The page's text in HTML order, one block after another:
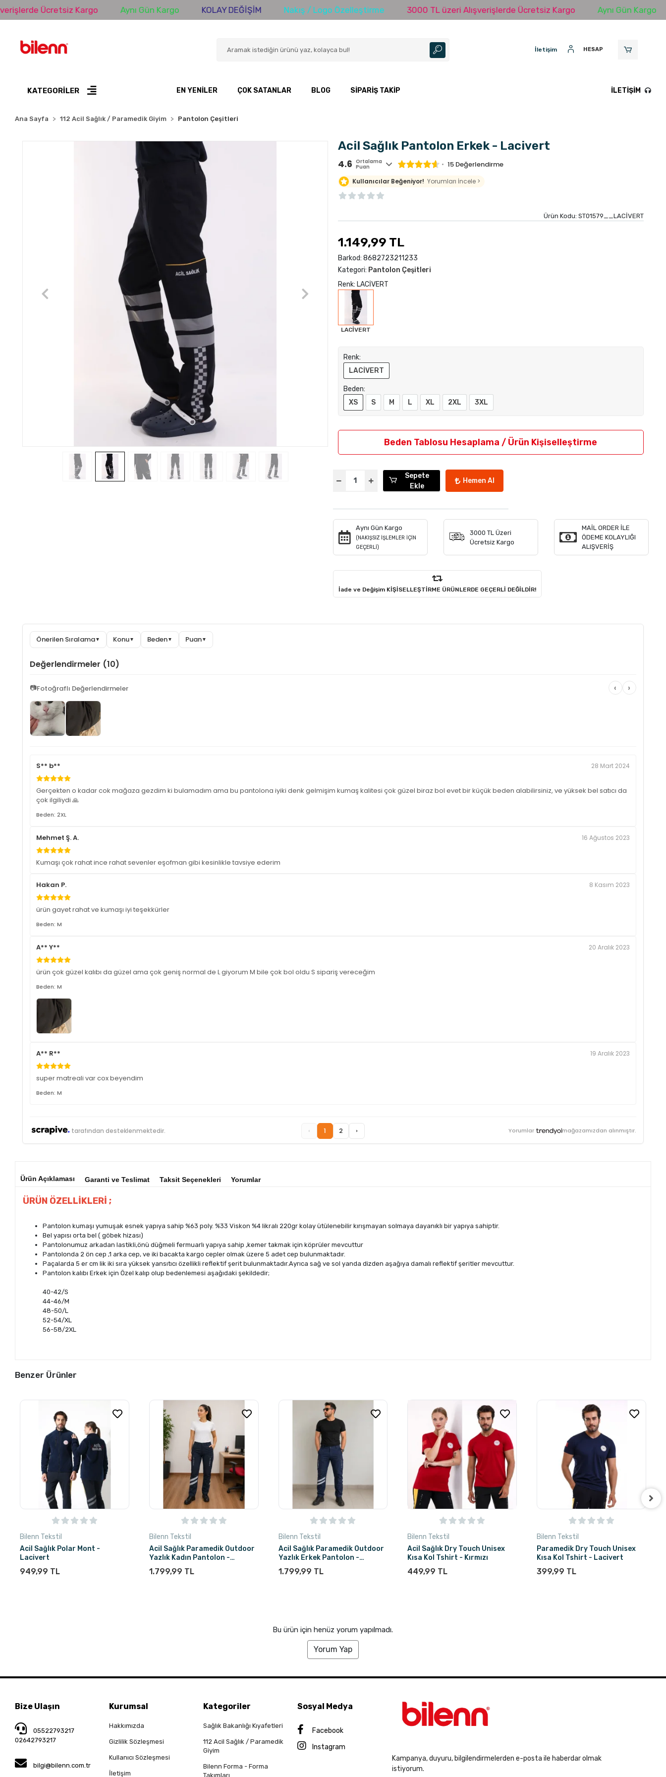
Kargo Aynı Gün Kargo KOLAY DEĞİŞİM Nakış / Logo Özelleştirme 3000 TL üzeri Alışverişlerde Ücretsiz Kargo Aynı Gün Kargo KOLAY
İletişim HESAP
KATEGORİLER EN YENILER ÇOK SATANLAR BLOG SIPARIŞ TAKIP İLETIŞIM
Ana Sayfa 112 Acil Sağlık / Paramedik Giyim Pantolon Çeşitleri
Acil Sağlık Pantolon Erkek - Lacivert
4.6 Ortalama
Puan 15 Değerlendirme
Kullanıcılar Beğeniyor! Yorumları İncele >
Ürün Kodu: ST01579__LACİVERT
1.149,99 TL
Barkod: 8682723211233
Kategori: Pantolon Çeşitleri
Renk: LACİVERT
LACİVERT
Renk:
LACİVERT
Beden:
XS
S M L XL 2XL 3XL
Beden Tablosu Hesaplama / Ürün Kişiselleştirme
Sepete
Ekle
Hemen Al
Aynı Gün Kargo
(NAKIŞSIZ İŞLEMLER İÇİN
GEÇERLİ)
3000 TL Üzeri
Ücretsiz Kargo
MAİL ORDER İLE
ÖDEME KOLAYLIĞI
ALIŞVERİŞ
İade ve Değişim KİŞİSELLEŞTİRME ÜRÜNLERDE GEÇERLİ DEĞİLDİR!
Önerilen Sıralama▼ Konu▼ Beden▼ Puan▼
Değerlendirmeler (10)
📷Fotoğraflı Değerlendirmeler ‹ ›
S** b** 28 Mart 2024
Gerçekten o kadar cok mağaza gezdim ki bulamadım ama bu pantolona iyiki denk gelmişim kumaş kalitesi çok güzel biraz bol evet bir küçük beden alabilirsiniz, ve yüksek bel satıcı da
çok ilgiliydi 🙏
Beden: 2XL
Mehmet Ş. A. 16 Ağustos 2023
Kumaşı çok rahat ince rahat sevenler eşofman gibi kesinlikle tavsiye ederim
Hakan P. 8 Kasım 2023
ürün gayet rahat ve kumaşı iyi teşekkürler
Beden: M
A** Y** 20 Aralık 2023
ürün çok güzel kalıbı da güzel ama çok geniş normal de L giyorum M bile çok bol oldu S sipariş vereceğim
Beden: M
A** R** 19 Aralık 2023
super matreali var cox beyendim
Beden: M
tarafından desteklenmektedir. ‹ 1 2 › Yorumlar mağazamızdan alınmıştır.
Ürün Açıklaması Garanti ve Teslimat Taksit Seçenekleri Yorumlar
ÜRÜN ÖZELLİKLERİ ;
Pantolon kumaşı yumuşak esnek yapıya sahip %63 poly. %33 Viskon %4 likralı 220gr kolay ütülenebilir kırışmayan solmaya dayanıklı bir yapıya sahiptir.
Bel yapısı orta bel ( göbek hizası)
Pantolonumuz arkadan lastikli,önü düğmeli fermuarlı yapıya sahip ,kemer takmak için köprüler mevcuttur
Pantolonda 2 ön cep ,1 arka cep, ve iki bacakta kargo cepler olmak üzere 5 adet cep bulunmaktadır.
Paçalarda 5 er cm lik iki sıra yüksek yansıtıcı özellikli reflektif şerit bulunmaktadır.Ayrıca sağ ve sol yanda dizden aşağıya damalı reflektif şeritler mevcuttur.
Pantolon kalıbı Erkek için Özel kalıp olup bedenlemesi aşağıdaki şekildedir;
40-42/S
44-46/M
48-50/L
52-54/XL
56-58/2XL
Benzer Ürünler
Bilenn Tekstil
Acil Sağlık Polar Mont -
Lacivert
949,99 TL
Bilenn Tekstil
Acil Sağlık Paramedik Outdoor
Yazlık Kadın Pantolon -
Lacivert
1.799,99 TL
Bilenn Tekstil
Acil Sağlık Paramedik Outdoor
Yazlık Erkek Pantolon -
Lacivert
1.799,99 TL
Bilenn Tekstil
Acil Sağlık Dry Touch Unisex
Kısa Kol Tshirt - Kırmızı
449,99 TL
Bilenn Tekstil
Paramedik Dry Touch Unisex
Kısa Kol Tshirt - Lacivert
399,99 TL
Bu ürün için henüz yorum yapılmadı.
Yorum Yap
Bize Ulaşın
05522793217
02642793217
bilgi@bilenn.com.tr
Kurumsal
Hakkımızda
Gizlilik Sözleşmesi
Kullanıcı Sözleşmesi
İletişim
Kategoriler
Sağlık Bakanlığı Kıyafetleri
112 Acil Sağlık / Paramedik
Giyim
Bilenn Forma - Forma
Takımları
Sosyal Medya
Facebook
Instagram
Kampanya, duyuru, bilgilendirmelerden e-posta ile haberdar olmak
istiyorum.